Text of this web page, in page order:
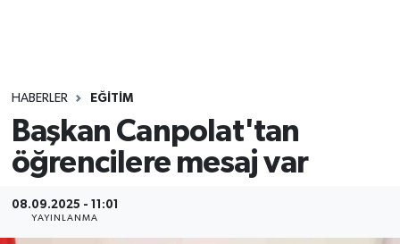
HABERLER EĞITIM
Başkan Canpolat'tan
öğrencilere mesaj var
08.09.2025 - 11:01
YAYINLANMA
Gündem
Kültür
Magazin
Tüm Manşetler
Son Dakika Haberleri
Haber Arşivi